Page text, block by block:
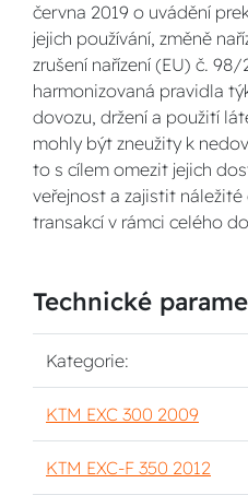
června 2019 o uvádění
jejich používání, změně
zrušení nařízení (EU) č.
harmonizovaná pravidla
dovozu, držení a použití
mohly být zneužity k
to s cílem omezit jejich
veřejnost a zajistit
transakcí v rámci celého
Technické
Kategorie:
KTM EXC 300 2009
KTM EXC-F 350 2012